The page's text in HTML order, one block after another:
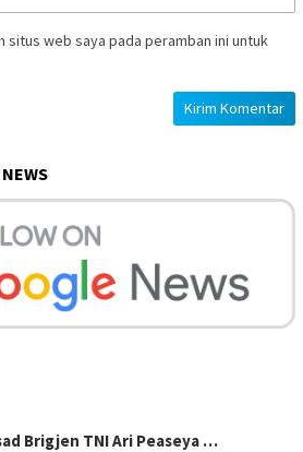
situs web saya pada peramban ini untuk
Brigjen TNI Ari Peaseya …